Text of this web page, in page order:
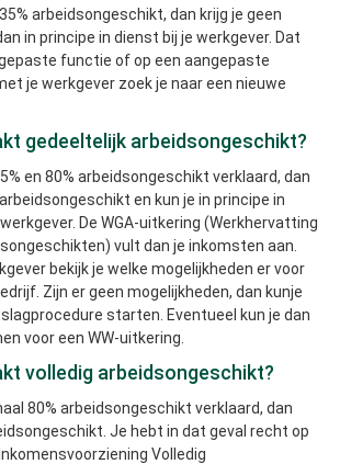
arbeidsongeschikt, dan krijg je geen
in principe in dienst bij je werkgever. Dat
functie of op een aangepaste
je werkgever zoek je naar een nieuwe
gedeeltelijk arbeidsongeschikt?
en 80% arbeidsongeschikt verklaard, dan
en kun je in principe in
De WGA-uitkering (Werkhervatting
vult dan je inkomsten aan.
bekijk je welke mogelijkheden er voor
Zijn er geen mogelijkheden, dan kunje
starten. Eventueel kun je dan
voor een WW-uitkering.
volledig arbeidsongeschikt?
80% arbeidsongeschikt verklaard, dan
Je hebt in dat geval recht op
Volledig